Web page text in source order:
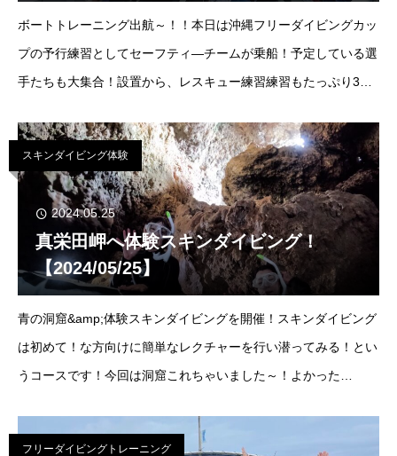
ボートトレーニング出航～！！本日は沖縄フリーダイビングカッ
プの予行練習としてセーフティ―チームが乗船！予定している選
手たちも大集合！設置から、レスキュー練習練習もたっぷり3時
リフト)→50ｍ(ブイ)曇りからの
スキンダイビング体験
2024.05.25
真栄田岬へ体験スキンダイビング！
【2024/05/25】
青の洞窟&amp;体験スキンダイビングを開催！スキンダイビング
は初めて！な方向けに簡単なレクチャーを行い潜ってみる！とい
うコースです！今回は洞窟これちゃいました～！よかった
手に泳げていました・・・
フリーダイビングトレーニング